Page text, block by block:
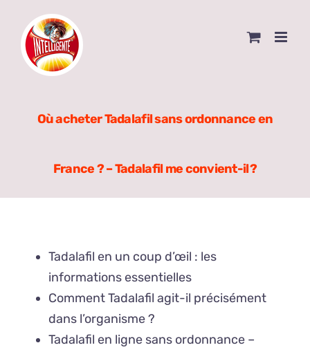
content
Où acheter Tadalafil sans ordonnance en
France ? – Tadalafil me convient-il ?
Tadalafil en un coup d’œil : les
informations essentielles
Comment Tadalafil agit-il précisément
dans l’organisme ?
Tadalafil en ligne sans ordonnance –